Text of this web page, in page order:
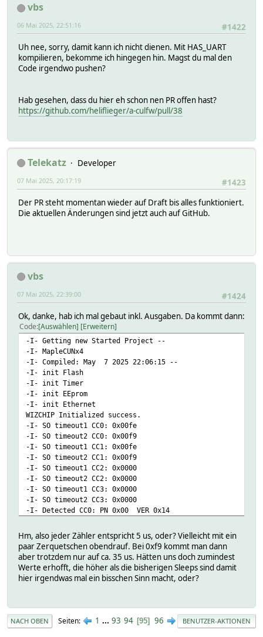
vbs
#1422
06 Mai 2025, 22:51:16
Uh nee, sorry, damit kann ich nicht dienen. Mit HAS_UART
kompilieren, bekomme ich hingegen hin. Magst du mal den
Code irgendwo pushen?
Hab gesehen, dass du hier eh schon nen PR offen hast?
https://github.com/heliflieger/a-culfw/pull/38
Telekatz
Developer
#1423
07 Mai 2025, 20:17:19
Der PR steht momentan wieder auf Draft bis alles funktioniert.
Die aktuellen Änderungen sind jetzt auch auf GitHub.
vbs
#1424
07 Mai 2025, 22:39:00
Ok, danke, hab ich mal gebaut inkl. Ausgaben. Da kommt dann:
Code Auswählen Erweitern
-I- Getting new Started Project --
-I- MapleCUNx4
-I- Compiled: May 7 2025 22:06:15 --
-I- init Flash
-I- init Timer
-I- init EEprom
-I- init Ethernet
WIZCHIP Initialized success.
-I- SO timeout1 CC0: 0x00fe
-I- SO timeout2 CC0: 0x00f9
-I- SO timeout1 CC1: 0x00fe
-I- SO timeout2 CC1: 0x00f9
-I- SO timeout1 CC2: 0x0000
-I- SO timeout2 CC2: 0x0000
-I- SO timeout1 CC3: 0x0000
-I- SO timeout2 CC3: 0x0000
-I- Detected CC0: PN 0x00 VER 0x14
-I- Not detected CC2: PN 0xff VER 0xff
-I- Not detected CC3: PN 0xff VER 0xff
-I- Not detected ethernet
-I- Not detected onewire
-I- init USB
-I- init Complete
Hm, also jeder Zähler entspricht 5 us, oder? Vielleicht mit ein
paar Zerquetschen obendrauf. Bei 0xf9 kommt man dann
aber trotzdem nur auf ca. 35 us. Hätten uns doch zumindest
Werte erhofft, die höher als die bisherigen Sleeps sind damit
hier irgendwas mal ein bisschen Sinn macht, oder?
NACH OBEN Seiten 1 ... 93 94 95 96 BENUTZER-AKTIONEN